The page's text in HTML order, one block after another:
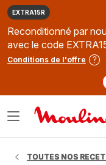
EXTRA15R
Reconditionné par
avec le code
Conditions de l'offre
Ouvrir
TOUTES NOS